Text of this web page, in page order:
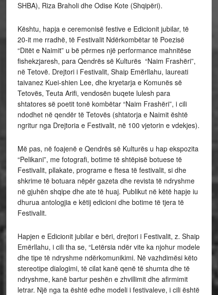
SHBA), Riza Braholi dhe Odise Kote (Shqipëri).
Kështu, hapja e ceremonisë festive e Edicionit jubilar, të
20-it me rradhë, të Festivalit Ndërkombëtar të Poezisë
“Ditët e Naimit” u bë përmes një performance mahnitëse
fishekzjaresh, para Qendrës së Kulturës “Naim Frashëri”,
në Tetovë. Drejtori i Festivalit, Shaip Emërllahu, laureati
taivanez Kuei-shien Lee, dhe kryetarja e Komunës së
Tetovës, Teuta Arifi, vendosën buqete lulesh para
shtatores së poetit tonë kombëtar “Naim Frashëri”, i cili
ndodhet në qendër të Tetovës (shtatorja e Naimit është
ngritur nga Drejtoria e Festivalit, në 100 vjetorin e vdekjes).
Më pas, në foajenë e Qendrës së Kulturës u hap ekspozita
“Pelikani”, me fotografi, botime të shtëpisë botuese të
Festivalit, pllakate, programe e ftesa të festivalit, si dhe
shkrime të botuara nëpër gazeta dhe revista të ndryshme
në gjuhën shqipe dhe ate të huaj. Publikut në këtë hapje iu
dhurua antologjia e këtij edicioni dhe botime të tjera të
Festivalit.
Hapjen e Edicionit jubilar e bëri, drejtori i Festivalit, z. Shaip
Emërllahu, i cili tha se, “Letërsia ndër vite ka njohur modele
dhe tipe të ndryshme ndërkomunikimi. Në vazhdimësi këto
stereotipe dialogimi, të cilat kanë qenë të shumta dhe të
ndryshme, kanë bartur peshën e zhvillimit dhe afirmimit
letrar. Një nga ta është edhe modeli i festivaleve, i cili është